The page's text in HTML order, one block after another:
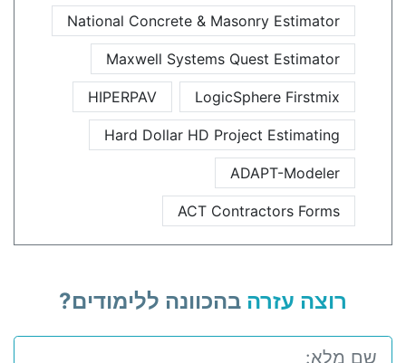
National Concrete & Masonry Estimator
Maxwell Systems Quest Estimator
LogicSphere Firstmix
HIPERPAV
Hard Dollar HD Project Estimating
ADAPT-Modeler
ACT Contractors Forms
רוצה עזרה בהכוונה ללימודים?